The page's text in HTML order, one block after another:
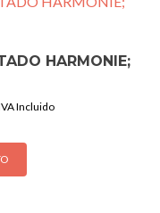
HARMONIE;
Incluido